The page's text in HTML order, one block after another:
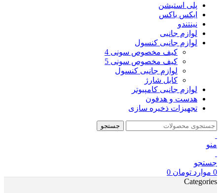
پلی استیشن
ایکس باکس
نینتندو
لوازم جانبی
لوازم جانبی کنسول
کیف مخصوص سونی 4
کیف مخصوص سونی 5
لوازم جانبی کنسول
کابل شارژ
لوازم جانبی کامپیوتر
هدست و هدفون
تجهیزات ذخیره سازی
جستجو
منو
جستجو
0 موارد تومان
Categories